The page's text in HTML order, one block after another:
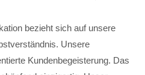
bezieht sich auf unsere
Unsere
Kundenbegeisterung. Das